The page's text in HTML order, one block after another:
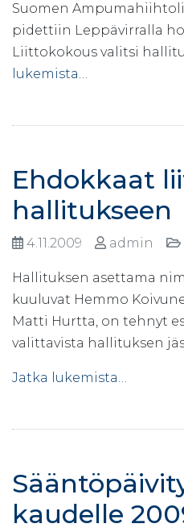
Suomen
pidettiin Leppävirralla
Liittokokous valitsi
lukemista…
Ehdokkaat
hallitukseen
4.11.2009 admin
Hallituksen asettama
kuuluvat Hemmo
Matti Hurtta, on tehnyt
valittavista hallituksen
Jatka lukemista…
kaudelle